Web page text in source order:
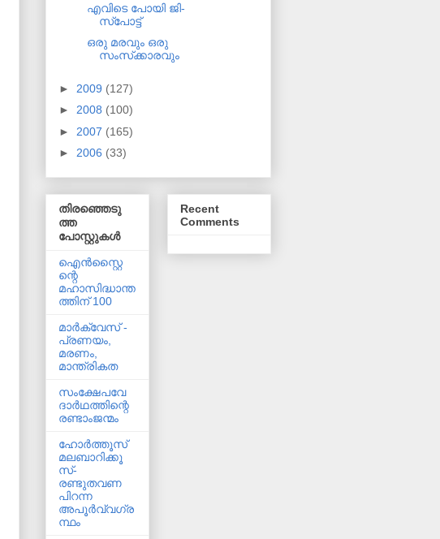
എവിടെ പോയി ജി-
സ്‌പോട്ട്
ഒരു മരവും ഒരു
സംസ്‌ക്കാരവും
► 2009 (127)
► 2008 (100)
► 2007 (165)
► 2006 (33)
തിരഞ്ഞെടു
ത്ത
പോസ്റ്റുകള്‍
ഐന്‍സ്റ്റൈ
ന്റെ
മഹാസിദ്ധാന്ത
ത്തിന് 100
മാര്‍ക്വേസ് -
പ്രണയം,
മരണം,
മാന്ത്രികത
സംക്ഷേപവേ
ദാര്‍ഥത്തിന്റെ
രണ്ടാംജന്മം
ഹോര്‍ത്തൂസ്
മലബാറിക്കൂ
സ്-
രണ്ടുതവണ
പിറന്ന
അപൂര്‍വ്വഗ്ര
ന്ഥം
Recent
Comments